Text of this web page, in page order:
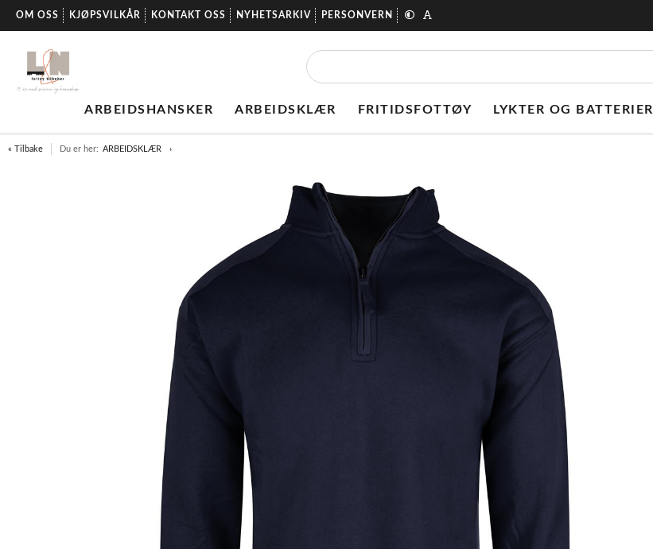
OM OSS KJØPSVILKÅR KONTAKT OSS NYHETSARKIV PERSONVERN
ARBEIDSHANSKER ARBEIDSKLÆR FRITIDSFOTTØY LYKTER OG BATTERIER
« Tilbake Du er her: ARBEIDSKLÆR